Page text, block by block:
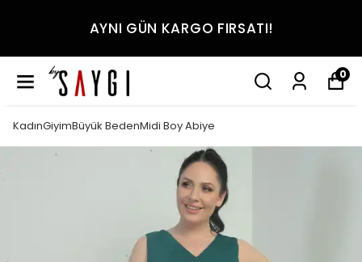
AYNI GÜN KARGO FIRSATI!
0
KadınGiyimBüyük BedenMidi Boy Abiye